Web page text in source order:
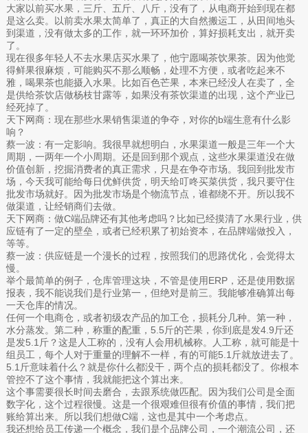
大家以前买水果，三斤、五斤、八斤，没有了，从电商开始到现在都
是这么卖。以前卖水果太简单了，真正的大自然搬运工，从田间地头
到渠道，没有做太多的工作，就一环环加价，算好损耗支出，就开卖
了。
现在很多年轻人不去水果店买水果了，他宁愿喝茶饮果茶。因为他觉
得鲜果很麻烦，可能购买不那么顺畅，处理不方便，或者吃起来不
雅，喝果茶也能摄入水果。比如百色芒果，本来已经没人在卖了，全
是供给茶饮店做杨枝甘露等，如果没有茶饮渠道的出现，这个产业已
经死掉了。
天下网商：现在那些水果销售渠道的争夺，对你的b端生意有什么影
响？
蔡一波：有一定影响。我很早就想明白，水果渠道一般是三年一个大
周期，一两年一个小周期。还是回到那个观点，这些水果渠道没在做
价值创新，挖掘消费者的真正需求，只是在争夺市场。我回到批发市
场，今天我可能给每日优鲜供货，明天给叮咚买菜供货，我只要守住
批发市场就好。因为批发市场是个物流节点，谁都绕不开。所以我不
做渠道，让经销商们去做。
天下网商：做C端品牌还有其他考虑吗？比如已经摸清了水果行业，供
应链有了一定的壁垒，或者已经积累了初始资本，在品牌端做投入，
等等。
蔡一波：供应链是一个漫长的过程，按照我们的思路优化，会觉得太
慢。
举个最简单的例子，仓库管理这块，不管是使用ERP，还是使用数据
报表，我不能说我们是行业第一，但绝对是前三。我能够准确算出每
一天仓库的情况。
任何一个电商仓，或者初级农产品的加工仓，损耗分几种。第一种，
水分蒸发。第二种，称重的配重，5.5斤的芒果，你到底是发4.9斤还
是发5.1斤？这是人工称的，没有人会用机械称。人工称，就可能是十
组员工，每个人对于重量的理解不一样，有的可能5.1斤就放进去了。
5.1斤意味着什么？就是你什么都没干，两个点的损耗都没了。你根本
管控不了这个事情，我就能把这个算出来。
这个事需要很长时间去磨合，去跟系统做匹配。因为我们公司是全面
数字化，这个过程很慢。这是一个很艰难但很有价值的事情，我们把
账给算出来。所以我们想做C端，这也是其中一个考虑点。
我还想给员工传递一个概念，我们是个品牌公司，一个潮流公司，还